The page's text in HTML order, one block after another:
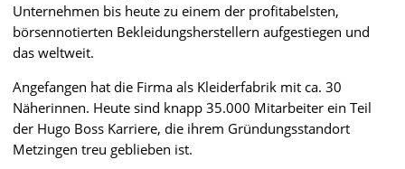
Unternehmen bis heute zu einem der profitabelsten,
börsennotierten Bekleidungsherstellern aufgestiegen und
das weltweit.
Angefangen hat die Firma als Kleiderfabrik mit ca. 30
Näherinnen. Heute sind knapp 35.000 Mitarbeiter ein Teil
der Hugo Boss Karriere, die ihrem Gründungsstandort
Metzingen treu geblieben ist.